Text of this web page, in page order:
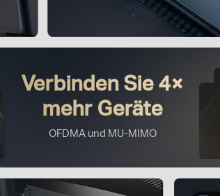
Verbinden Sie 4×
mehr Geräte
OFDMA und MU-MIMO